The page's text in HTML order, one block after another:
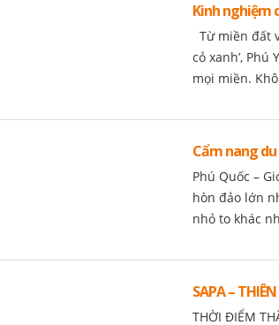
Kinh nghiệm
Từ miền đất
cỏ xanh’,
mọi miền.
Cẩm nang
Phú Quốc –
hòn đảo lớn
nhỏ to khác
SAPA –
THỜI ĐIỂM